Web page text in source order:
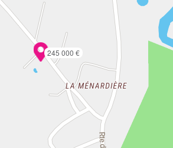
245 000 €